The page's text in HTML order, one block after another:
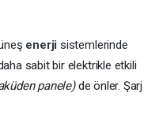
enerjisistemlerinde
sabit bir elektrikle etkili
panele)de önler. Şarj